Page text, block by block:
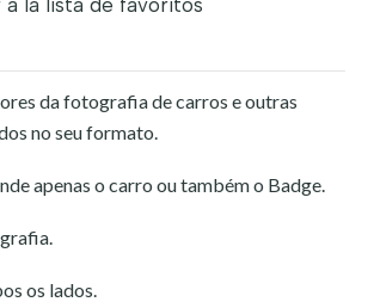
a la lista de favoritos
da fotografia de carros e outras
no seu formato.
apenas o carro ou também o Badge.
os lados.